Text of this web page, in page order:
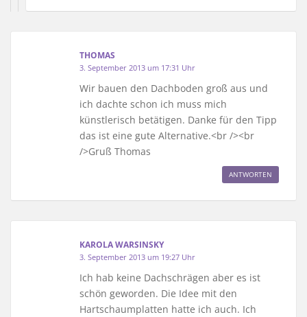
THOMAS
3. September 2013 um 17:31 Uhr
Wir bauen den Dachboden groß aus und
ich dachte schon ich muss mich
künstlerisch betätigen. Danke für den Tipp
das ist eine gute Alternative.<br /><br
/>Gruß Thomas
ANTWORTEN
KAROLA WARSINSKY
3. September 2013 um 19:27 Uhr
Ich hab keine Dachschrägen aber es ist
schön geworden. Die Idee mit den
Hartschaumplatten hatte ich auch. Ich